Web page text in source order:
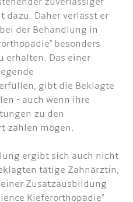
Daher verlässt er
der Behandlung in
besonders
erhalten. Das einer
gibt die Beklagte
- auch wenn ihre
zu den
zählen mögen.
ergibt sich auch nicht
tätige Zahnärztin,
einer Zusatzausbildung
Kieferorthopädie"